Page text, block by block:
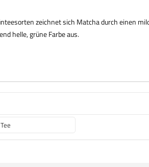
zeichnet sich Matcha durch einen
helle, grüne Farbe aus.